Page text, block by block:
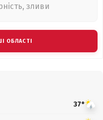
зливи
ОБЛАСТІ
37°